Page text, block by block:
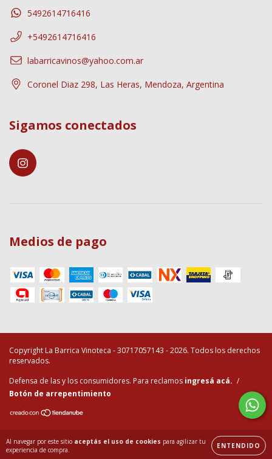
Al navegar por este sitio aceptás el uso de cookies para agilizar tu
experiencia de compra.
ENTENDIDO
5492614716416
+5492614716416
labarricavinos@yahoo.com.ar
Coronel Diaz 298, Las Heras, Mendoza, Argentina
Sigamos conectados
Medios de pago
Copyright La Barrica Vinoteca - 30717057143 - 2026. Todos los derechos
reservados.
Defensa de las y los consumidores. Para reclamos ingresá acá. /
Botón de arrepentimiento